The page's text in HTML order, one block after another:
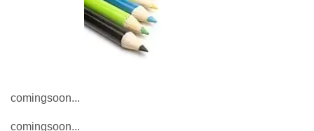
comingsoon...
comingsoon...